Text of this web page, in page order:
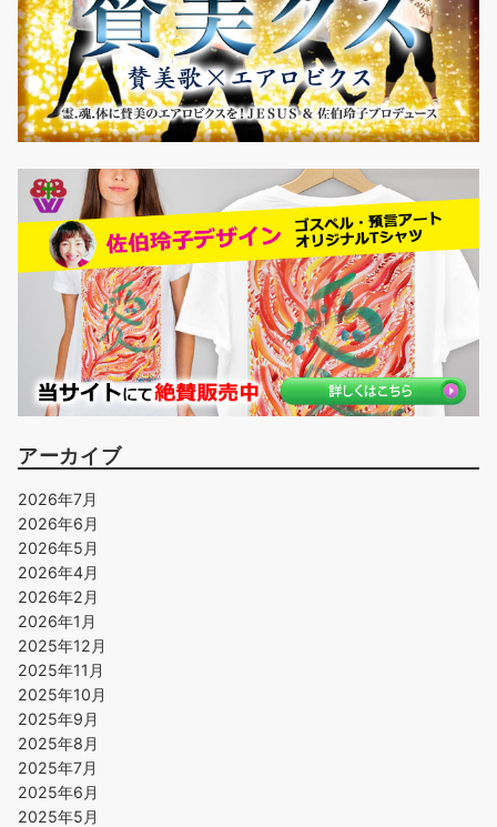
アーカイブ
2026年7月
2026年6月
2026年5月
2026年4月
2026年2月
2026年1月
2025年12月
2025年11月
2025年10月
2025年9月
2025年8月
2025年7月
2025年6月
2025年5月